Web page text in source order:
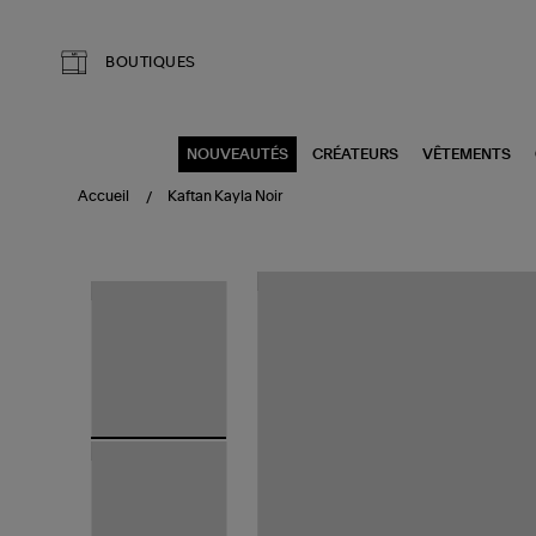
BOUTIQUES
NOUVEAUTÉS CRÉATEURS VÊTEMENTS
Accueil Kaftan Kayla Noir